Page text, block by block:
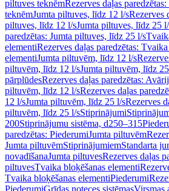
piltuves teknēmRezerves daļas
teknēmJumta piltuves, līdz 12 l/sRezerves
piltuves, līdz 12 l/sJumta piltuves, līdz 25
paredzētas: Jumta piltuves, līdz 25 l/s
elementiRezerves daļas paredzētas:
elementiJumta piltuvēm, līdz 12 l/s
piltuvēm, līdz 12 l/sJumta piltuvēm, līdz
pārplūdesRezerves daļas paredzētas:
piltuvēm, līdz 12 l/sRezerves daļas
12 l/sJumta piltuvēm, līdz 25 l/sRezerves
piltuvēm, līdz 25 l/sStiprinājumi
200Stiprinājumu sistēma, d250–315
paredzētas: PiederumiJumta piltuvēm
Jumta piltuvēmStiprinājumiemStandarta
novadīšanaJumta piltuvesRezerves daļas
piltuvesTvaika bloķēšanas elementi
Tvaika bloķēšanas elementiPiederumi
PiederumiGrīdas noteces sistēmasVirsmas